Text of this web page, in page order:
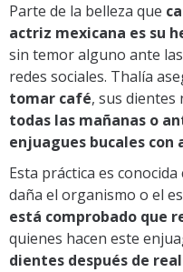
Parte de la belleza que
actriz mexicana es su
sin temor alguno ante
redes sociales. Thalía
tomar café, sus dientes
todas las mañanas o
enjuagues bucales con
Esta práctica es conocida
daña el organismo o el
está comprobado que
quienes hacen este
dientes después de